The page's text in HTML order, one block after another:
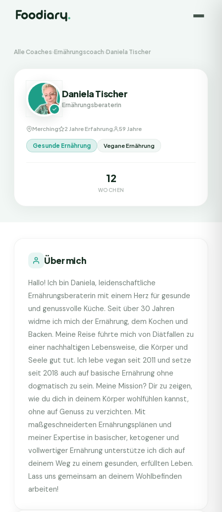
Alle Coaches›Ernährungscoach›Daniela Tischer
Daniela Tischer
Ernährungsberaterin
Merching 2 Jahre Erfahrung 59 Jahre
Gesunde Ernährung Vegane Ernährung
12
WOCHEN
Über mich
Hallo! Ich bin Daniela, leidenschaftliche
Ernährungsberaterin mit einem Herz für gesunde
und genussvolle Küche. Seit über 30 Jahren
widme ich mich der Ernährung, dem Kochen und
Backen. Meine Reise führte mich von Diätfallen zu
einer nachhaltigen Lebensweise, die Körper und
Seele gut tut. Ich lebe vegan seit 2011 und setze
seit 2018 auch auf basische Ernährung ohne
dogmatisch zu sein. Meine Mission? Dir zu zeigen,
wie du dich in deinem Körper wohlfühlen kannst,
ohne auf Genuss zu verzichten. Mit
maßgeschneiderten Ernährungsplänen und
meiner Expertise in basischer, ketogener und
vollwertiger Ernährung unterstütze ich dich auf
deinem Weg zu einem gesunden, erfüllten Leben.
Lass uns gemeinsam an deinem Wohlbefinden
arbeiten!